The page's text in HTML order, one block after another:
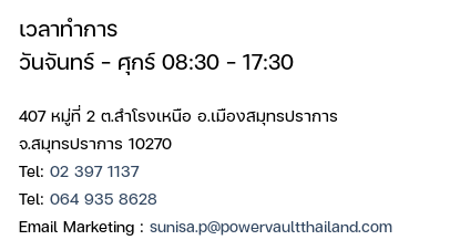
เวลาทำการ
วันจันทร์ – ศุกร์ 08:30 – 17:30
407 หมู่ที่ 2 ต.สำโรงเหนือ อ.เมืองสมุทรปราการ
จ.สมุทรปราการ 10270
Tel: 02 397 1137
Tel: 064 935 8628
Email Marketing : sunisa.p@powervaultthailand.com